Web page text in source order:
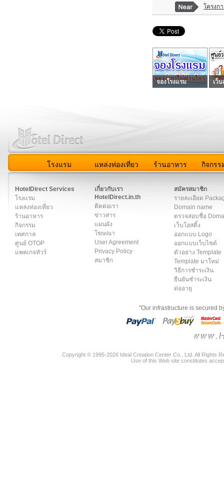
โครงก
จองโรงแรม เว็
โรงแรม แหล่งท่องเที่ยว ร้านอาหาร กิจกรร
HotelDirect Services
โรงแรม
แหล่งท่องเที่ยว
ร้านอาหาร
กิจกรรม
เทศกาล
ศูนย์ OTOP
แพคเกจทัวร์
เกี่ยวกับเรา
HotelDirect.in.th
ติดต่อเรา
ข่าวสาร
แผนผัง
โฆษณา
User Agreement
Privacy Policy
สมาชิก
สมัครสมาชิก
รายละเอียด
Domain name
ตรวจสอบชื่อ
เว็บโฮสติ้ง
ออกแบบ Logo
ออกแบบเว็บไซต์
ตัวอย่าง Template
Template มาใหม่
วิธีการชำระเงิน
ยืนยันชำระเงิน
ต่ออายุ
"Our infrastructure is secured
Copyright © 1995-2026 Ideal Creation Center Co., Ltd. All Rights
Use of this Web site constitutes